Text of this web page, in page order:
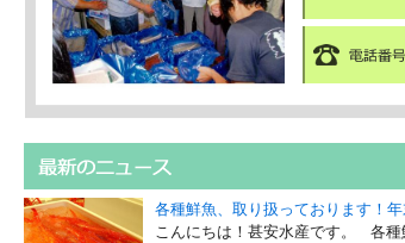
各種鮮魚、取り扱っております！
こんにちは！甚安水産です。 各